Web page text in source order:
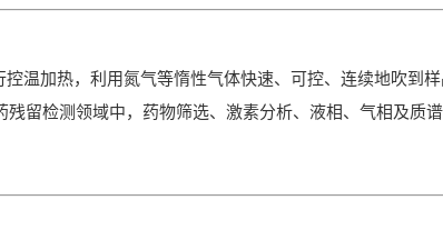
温加热，利用氮气等惰性气体快速、可控、连续地吹到
留检测领域中，药物筛选、激素分析、液相、气相及质